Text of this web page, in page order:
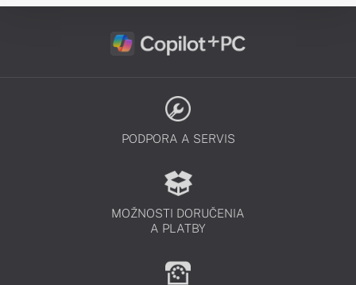
PODPORA A SERVIS
MOŽNOSTI DORUČENIA
A PLATBY